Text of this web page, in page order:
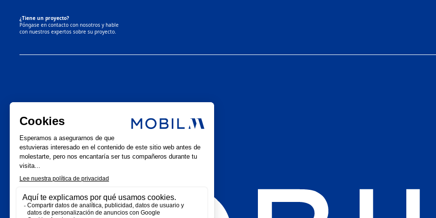
¿Tiene un proyecto?
Póngase en contacto con nosotros y hable
con nuestros expertos sobre su proyecto.
Instagram
Facebook